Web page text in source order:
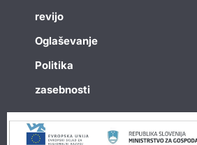
revijo
Oglaševanje
Politika
zasebnosti